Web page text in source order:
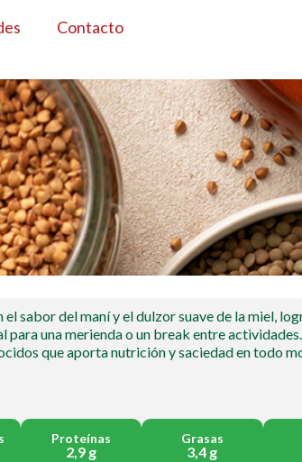
Contacto
sabor del maní y el dulzor suave de la miel,
una merienda o un break entre
que aporta nutrición y saciedad en todo
Proteínas
2,9 g
Grasas
3,4 g